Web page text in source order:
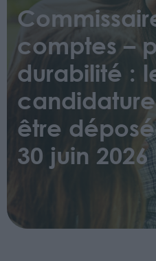
comptes –
durabilité :
être
30 juin 2026